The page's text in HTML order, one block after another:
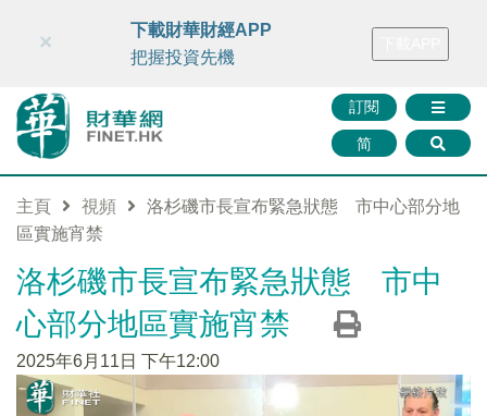
財華智庫網 FINTV FINMETA 財華證券 媒體矩陣
訂閱
简
×
下載財華財經APP
把握投資先機
主頁 視頻
洛杉磯市長宣布緊急狀態 市中心部分地
區實施宵禁
洛杉磯市長宣布緊急狀態 市中
心部分地區實施宵禁
2025年6月11日 下午12:00